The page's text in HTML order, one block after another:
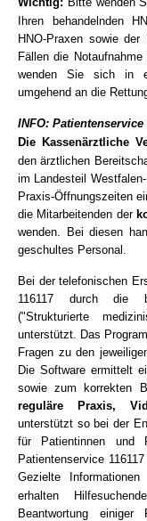
Ihren behandelnden
HNO-Praxen sowie
Fällen die
wenden Sie sich in
umgehend an die
INFO: Patientenservice
Die Kassenärztliche
den ärztlichen
im Landesteil
Praxis-Öffnungszeiten
die Mitarbeitenden der
wenden. Bei diesen
geschultes Personal.
Bei der telefonischen
116117 durch die
("Strukturierte
unterstützt. Das
Fragen zu den
Die Software ermittelt
sowie zum korrekten
reguläre Praxis,
unterstützt so bei der
für Patientinnen und
Patientenservice
Gezielte
erhalten
Beantwortung